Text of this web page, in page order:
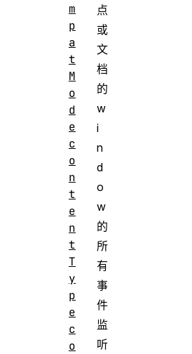
点
或
文
档
的
w
i
n
d
o
w
的
所
有
事
件
监
听
m
p
a
t
M
o
d
e
c
o
n
t
e
n
t
T
y
p
e
c
o